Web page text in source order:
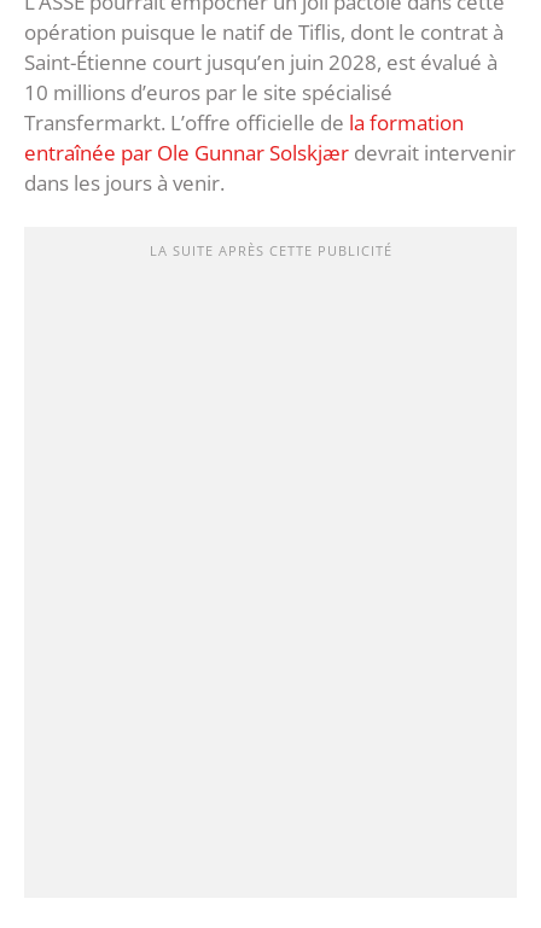
opération puisque le natif de Tiflis, dont le contrat à
Saint-Étienne court jusqu’en juin 2028, est évalué à
10 millions d’euros par le site spécialisé
Transfermarkt. L’offre officielle de la formation
entraînée par Ole Gunnar Solskjær devrait intervenir
dans les jours à venir.
LA SUITE APRÈS CETTE PUBLICITÉ